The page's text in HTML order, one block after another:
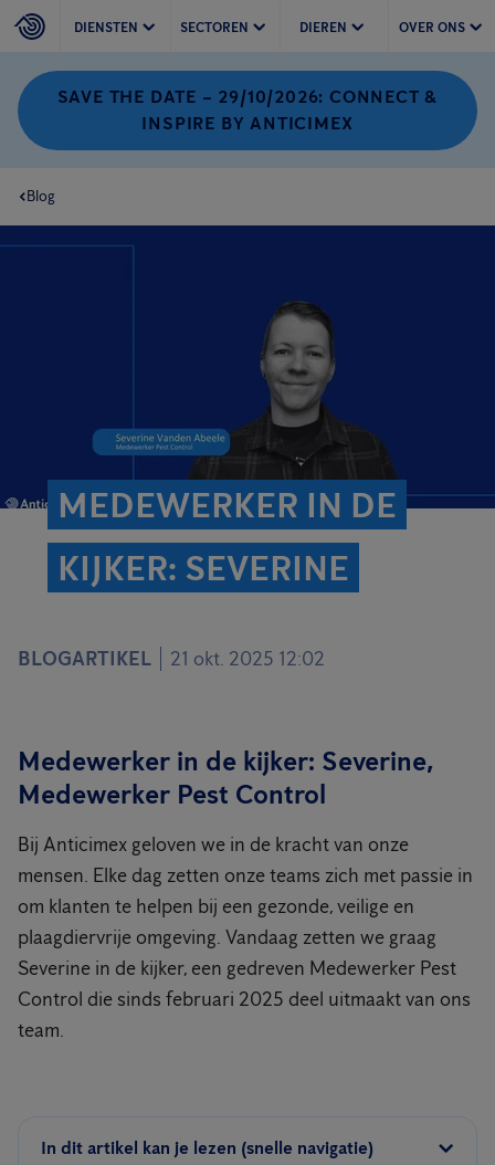
DIENSTEN SECTOREN DIEREN OVER ONS
SAVE THE DATE – 29/10/2026: CONNECT &
INSPIRE BY ANTICIMEX
Blog
MEDEWERKER IN DE
KIJKER: SEVERINE
BLOGARTIKEL 21 okt. 2025 12:02
Medewerker in de kijker: Severine,
Medewerker Pest Control
Bij Anticimex geloven we in de kracht van onze
mensen. Elke dag zetten onze teams zich met passie in
om klanten te helpen bij een gezonde, veilige en
plaagdiervrije omgeving. Vandaag zetten we graag
Severine in de kijker, een gedreven Medewerker Pest
Control die sinds februari 2025 deel uitmaakt van ons
team.
In dit artikel kan je lezen (snelle navigatie)